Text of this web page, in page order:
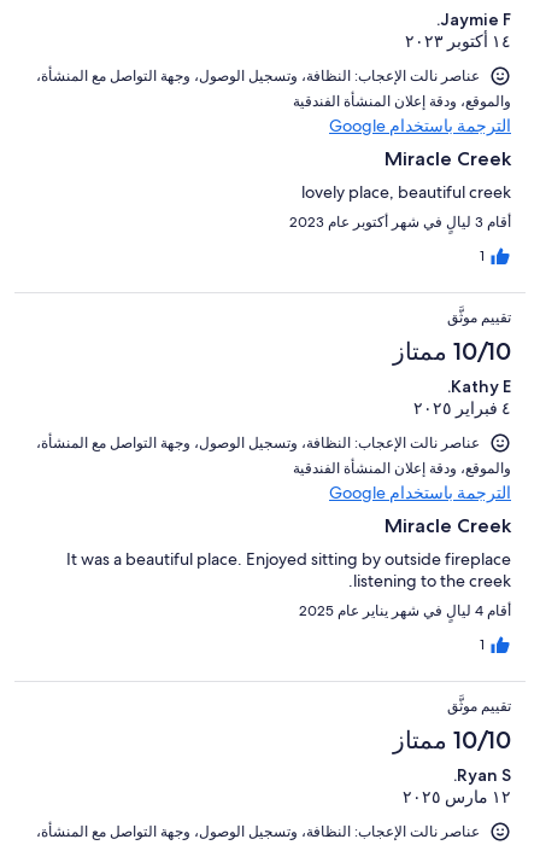
Jaymie F.
١٤ أكتوبر ٢٠٢٣
عناصر نالت الإعجاب: ⁦النظافة⁩، و⁦تسجيل الوصول⁩، و⁦جهة التواصل مع المنشأة⁩،
و⁦الموقع⁩، و⁦دقة إعلان المنشأة الفندقية⁩
الترجمة باستخدام Google
Miracle Creek
lovely place, beautiful creek
أقام 3 ليالٍ في شهر أكتوبر عام 2023
1
تقييم موثَّق
10/10 ممتاز
Kathy E.
٤ فبراير ٢٠٢٥
عناصر نالت الإعجاب: ⁦النظافة⁩، و⁦تسجيل الوصول⁩، و⁦جهة التواصل مع المنشأة⁩،
و⁦الموقع⁩، و⁦دقة إعلان المنشأة الفندقية⁩
الترجمة باستخدام Google
Miracle Creek
It was a beautiful place. Enjoyed sitting by outside fireplace
listening to the creek.
أقام 4 ليالٍ في شهر يناير عام 2025
1
تقييم موثَّق
10/10 ممتاز
Ryan S.
١٢ مارس ٢٠٢٥
عناصر نالت الإعجاب: ⁦النظافة⁩، و⁦تسجيل الوصول⁩، و⁦جهة التواصل مع المنشأة⁩،